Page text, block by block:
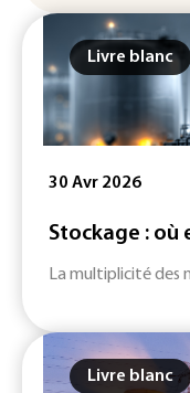
Livre blanc
30 Avr 2026
Stockage : où
La multiplicité des
Livre blanc